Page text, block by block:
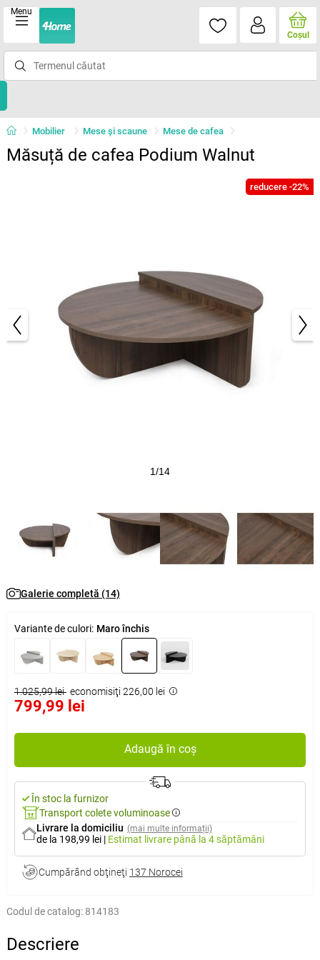
Menu
Coşul
Mobilier Mese şi scaune Mese de cafea
Măsuță de cafea Podium Walnut
reducere -22%
1/14
Galerie completă (14)
Variante de culori: Maro închis
1.025,99 lei economisiţi 226,00 lei
799,99 lei
Adaugă în coș
În stoc la furnizor
Transport colete voluminoase
Livrare la domiciliu (mai multe informații)
de la 198,99 lei | Estimat livrare până la 4 săptămâni
Cumpărând obţineţi 137 Norocei
Codul de catalog: 814183
Descriere